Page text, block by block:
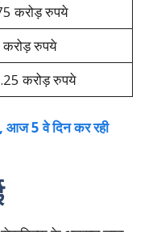
करोड़ रुपये
रुपये
करोड़ रुपये
आज 5 वे दिन कर रही